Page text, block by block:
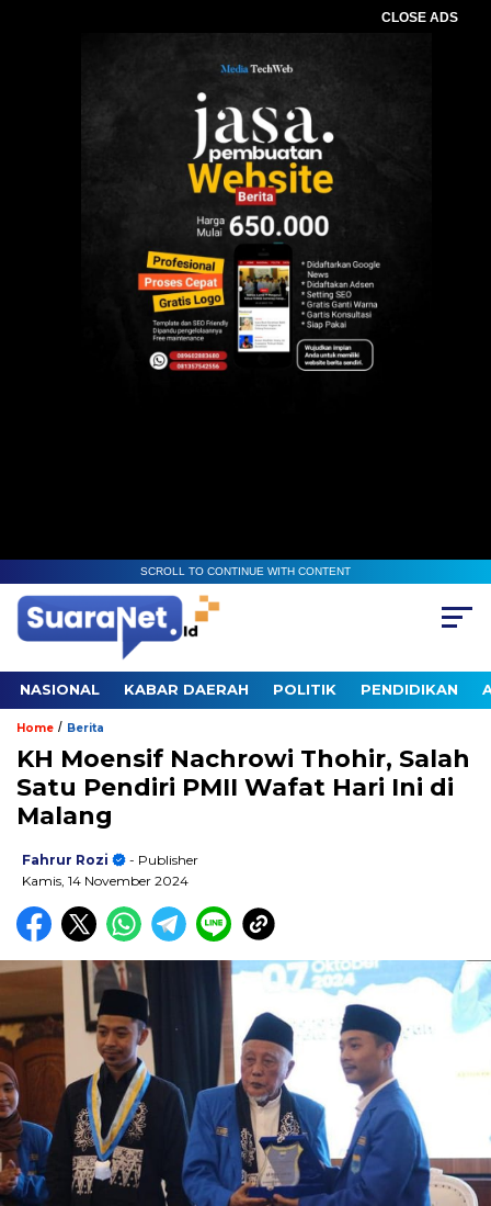
CLOSE ADS
SCROLL TO CONTINUE WITH CONTENT
NASIONAL KABAR DAERAH POLITIK PENDIDIKAN
Home / Berita
KH Moensif Nachrowi Thohir, Salah
Satu Pendiri PMII Wafat Hari Ini di
Malang
Fahrur Rozi
- Publisher
Kamis, 14 November 2024